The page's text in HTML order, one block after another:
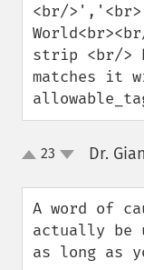
<br/
strip <br/>
matches it
up23 Dr.
A word of
actually be
as long as